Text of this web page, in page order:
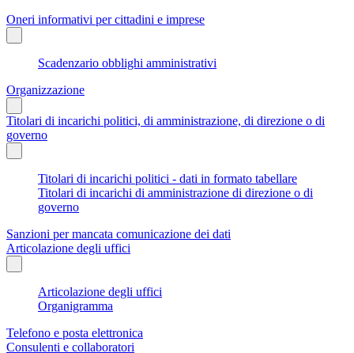
Oneri informativi per cittadini e imprese
Scadenzario obblighi amministrativi
Organizzazione
Titolari di incarichi politici, di amministrazione, di direzione o di
governo
Titolari di incarichi politici - dati in formato tabellare
Titolari di incarichi di amministrazione di direzione o di
governo
Sanzioni per mancata comunicazione dei dati
Articolazione degli uffici
Articolazione degli uffici
Organigramma
Telefono e posta elettronica
Consulenti e collaboratori